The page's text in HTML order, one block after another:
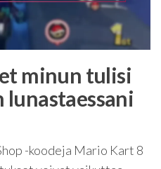
minun tulisi
-koodeja Mario Kart 8